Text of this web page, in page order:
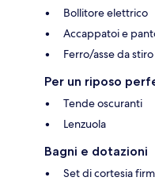
Bollitore elettrico
Accappatoi e
Ferro/asse da stiro
Per un riposo
Tende oscuranti
Lenzuola
Bagni e dotazioni
Set di cortesia